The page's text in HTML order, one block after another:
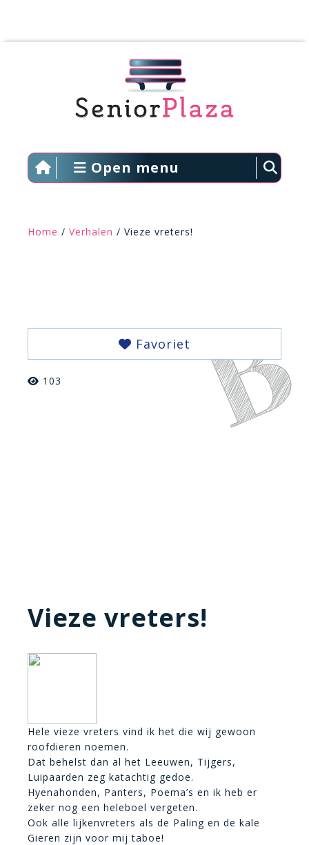
Open menu
Home / Verhalen / Vieze vreters!
Favoriet
103
Vieze vreters!
Hele vieze vreters vind ik het die wij gewoon
roofdieren noemen.
Dat behelst dan al het Leeuwen, Tijgers,
Luipaarden zeg katachtig gedoe.
Hyenahonden, Panters, Poema’s en ik heb er
zeker nog een heleboel vergeten.
Ook alle lijkenvreters als de Paling en de kale
Gieren zijn voor mij taboe!